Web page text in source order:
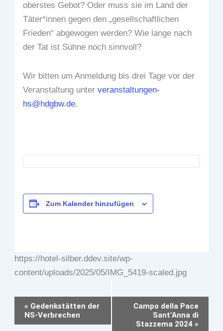
oberstes Gebot? Oder muss sie im Land der
Täter*innen gegen den „gesellschaftlichen
Frieden“ abgewogen werden? Wie lange nach
der Tat ist Sühne noch sinnvoll?
Wir bitten um Anmeldung bis drei Tage vor der
Veranstaltung unterveranstaltungen-
hs@hdgbw.de.
Zum Kalender hinzufügen
https://hotel-silber.ddev.site/wp-
content/uploads/2025/05/IMG_5419-scaled.jpg
Veranstaltung-
Navigation
« Gedenkstätten der
NS-Verbrechen
Campo della Pace
Sant’Anna di
Stazzema 2024 »